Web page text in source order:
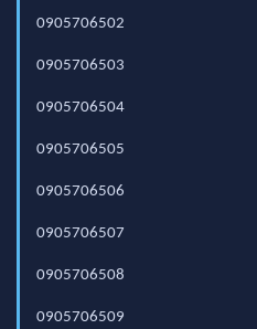
0905706502
0905706503
0905706504
0905706505
0905706506
0905706507
0905706508
0905706509